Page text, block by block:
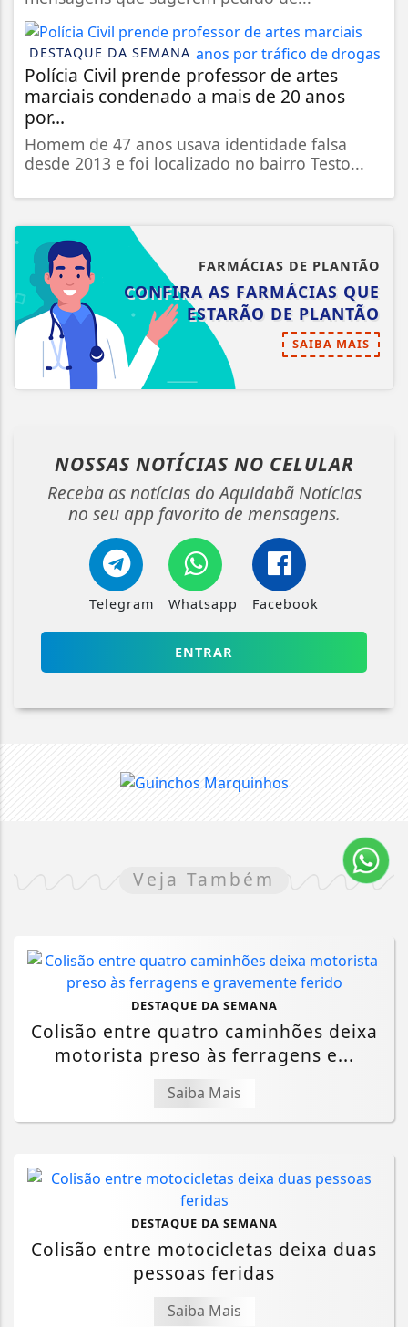
DESTAQUE DA SEMANA
Polícia Civil prende professor de artes
marciais condenado a mais de 20 anos
por...
Homem de 47 anos usava identidade falsa
desde 2013 e foi localizado no bairro Testo...
FARMÁCIAS DE PLANTÃO
CONFIRA AS FARMÁCIAS QUE
ESTARÃO DE PLANTÃO
SAIBA MAIS
NOSSAS NOTÍCIAS NO CELULAR
Receba as notícias do Aquidabã Notícias
no seu app favorito de mensagens.
Telegram Whatsapp Facebook
ENTRAR
Veja Também
DESTAQUE DA SEMANA
Colisão entre quatro caminhões deixa
motorista preso às ferragens e...
Saiba Mais
DESTAQUE DA SEMANA
Colisão entre motocicletas deixa duas
pessoas feridas
Saiba Mais